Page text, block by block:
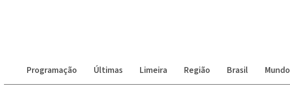
Programação Últimas Limeira Região Brasil Mundo